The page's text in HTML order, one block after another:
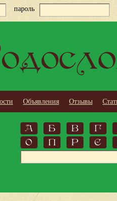
пароль
Объявления Отзывы
А Б В
Г
О
П Р С